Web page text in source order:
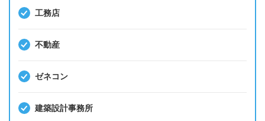
工務店
不動産
ゼネコン
建築設計事務所